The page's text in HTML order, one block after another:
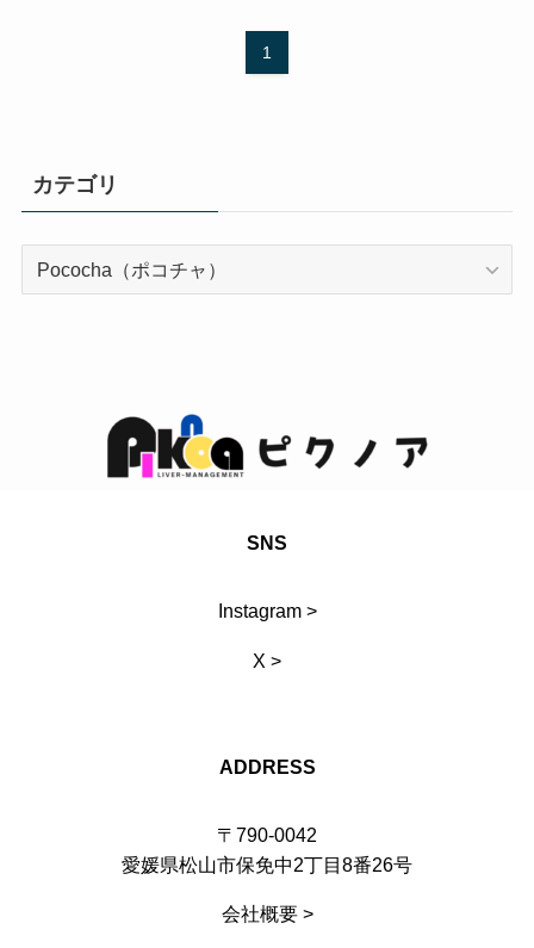
1
カテゴリ
カ
SNS
Instagram >
X >
ADDRESS
〒790-0042
愛媛県松山市保免中2丁目8番26号
会社概要 >